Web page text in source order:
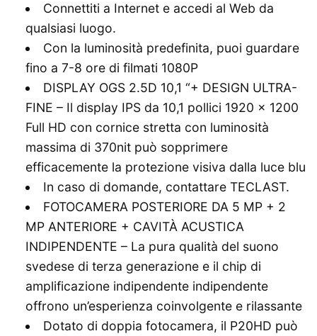
Connettiti a Internet e accedi al Web da
qualsiasi luogo.
Con la luminosità predefinita, puoi guardare
fino a 7-8 ore di filmati 1080P
DISPLAY OGS 2.5D 10,1 “+ DESIGN ULTRA-
FINE – Il display IPS da 10,1 pollici 1920 x 1200
Full HD con cornice stretta con luminosità
massima di 370nit può sopprimere
efficacemente la protezione visiva dalla luce blu
In caso di domande, contattare TECLAST.
FOTOCAMERA POSTERIORE DA 5 MP + 2
MP ANTERIORE + CAVITÀ ACUSTICA
INDIPENDENTE – La pura qualità del suono
svedese di terza generazione e il chip di
amplificazione indipendente indipendente
offrono un’esperienza coinvolgente e rilassante
Dotato di doppia fotocamera, il P20HD può